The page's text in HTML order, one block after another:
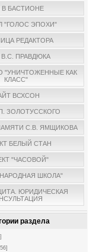
В БАСТИОНЕ
"ГОЛОС ЭПОХИ"
РЕДАКТОРА
ПРАВДЮКА
"УНИЧТОЖЕННЫЕ КАК
КЛАСС"
ВСХСОН
ЗОЛОТУССКОГО
С.В. ЯМЩИКОВА
БЕЛЫЙ СТАН
"ЧАСОВОЙ"
ШКОЛА"
ЮРИДИЧЕСКАЯ
раздела